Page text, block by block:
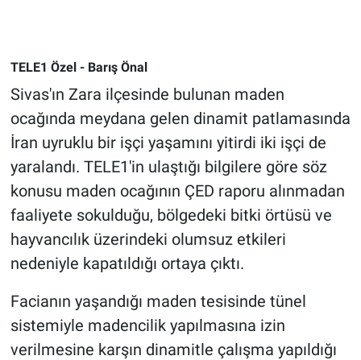
TELE1 Özel - Barış Önal
Sivas'ın Zara ilçesinde bulunan maden
ocağında meydana gelen dinamit patlamasında
İran uyruklu bir işçi yaşamını yitirdi iki işçi de
yaralandı. TELE1'in ulaştığı bilgilere göre söz
konusu maden ocağının ÇED raporu alınmadan
faaliyete sokulduğu, bölgedeki bitki örtüsü ve
hayvancılık üzerindeki olumsuz etkileri
nedeniyle kapatıldığı ortaya çıktı.
Facianın yaşandığı maden tesisinde tünel
sistemiyle madencilik yapılmasına izin
verilmesine karşın dinamitle çalışma yapıldığı
Haber
İlan
Kimdir
Koronavirüs
Kültür Sanat
Ne demişti
Nedir